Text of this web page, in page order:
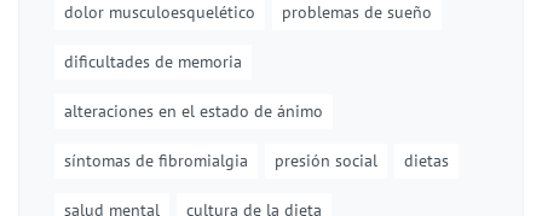
dolor musculoesquelético problemas de sueño
dificultades de memoria
alteraciones en el estado de ánimo
síntomas de fibromialgia presión social dietas
salud mental cultura de la dieta